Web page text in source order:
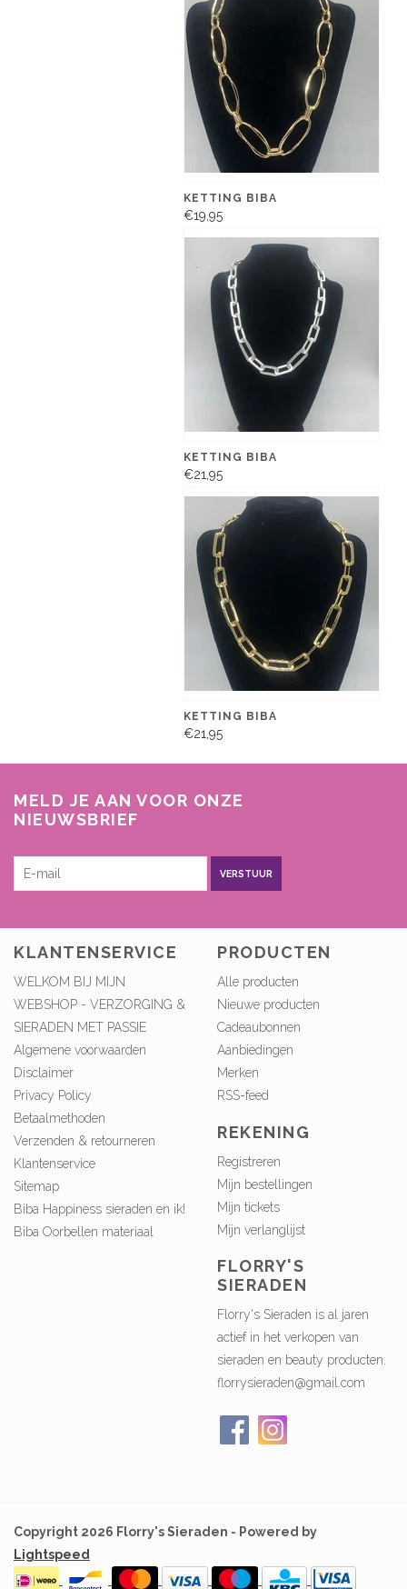
KETTING BIBA
€19,95
KETTING BIBA
€21,95
KETTING BIBA
€21,95
MELD JE AAN VOOR ONZE
NIEUWSBRIEF
VERSTUUR
KLANTENSERVICE
WELKOM BIJ MIJN
WEBSHOP - VERZORGING &
SIERADEN MET PASSIE
Algemene voorwaarden
Disclaimer
Privacy Policy
Betaalmethoden
Verzenden & retourneren
Klantenservice
Sitemap
Biba Happiness sieraden en ik!
Biba Oorbellen materiaal
PRODUCTEN
Alle producten
Nieuwe producten
Cadeaubonnen
Aanbiedingen
Merken
RSS-feed
REKENING
Registreren
Mijn bestellingen
Mijn tickets
Mijn verlanglijst
FLORRY'S
SIERADEN
Florry's Sieraden is al jaren
actief in het verkopen van
sieraden en beauty producten.
florrysieraden@gmail.com
Copyright 2026 Florry's Sieraden - Powered by
Lightspeed